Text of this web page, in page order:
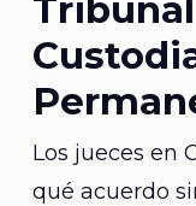
Los jueces en
qué acuerdo